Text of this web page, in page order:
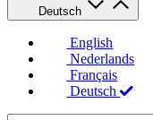
Deutsch
English
Nederlands
Français
Deutsch